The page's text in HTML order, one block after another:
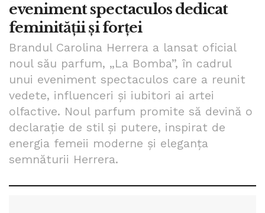
eveniment spectaculos dedicat
feminității și forței
Brandul Carolina Herrera a lansat oficial
noul său parfum, „La Bomba”, în cadrul
unui eveniment spectaculos care a reunit
vedete, influenceri și iubitori ai artei
olfactive. Noul parfum promite să devină o
declarație de stil și putere, inspirat de
energia femeii moderne și eleganța
semnăturii Herrera.